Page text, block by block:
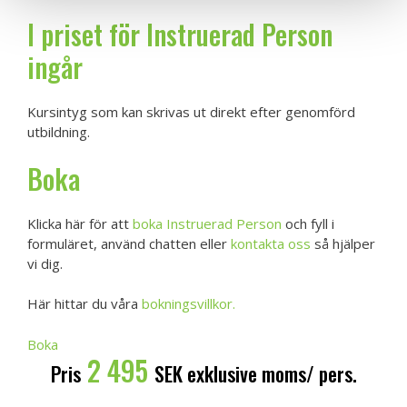
I priset för Instruerad Person
ingår
Kursintyg som kan skrivas ut direkt efter genomförd
utbildning.
Boka
Klicka här för att boka Instruerad Person och fyll i
formuläret, använd chatten eller kontakta oss så hjälper
vi dig.
Här hittar du våra bokningsvillkor.
Boka
Pris2 495 SEK exklusive moms/ pers.